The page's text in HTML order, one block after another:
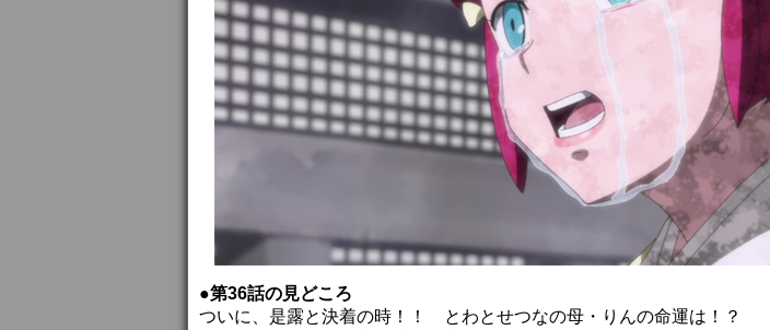
●第36話の見どころ
ついに、是露と決着の時！！ とわとせつなの母・りんの命運は！？